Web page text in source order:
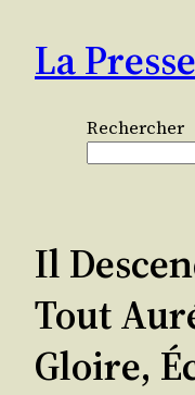
contenu
La
Rechercher
Il
Tout
Gloire,